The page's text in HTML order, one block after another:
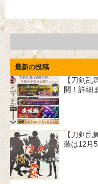
最新の投稿
【刀剣乱
開！詳細
【刀剣
装は12月5